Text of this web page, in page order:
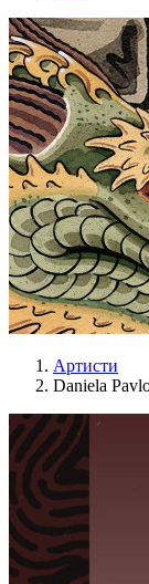
Артисти
Daniela